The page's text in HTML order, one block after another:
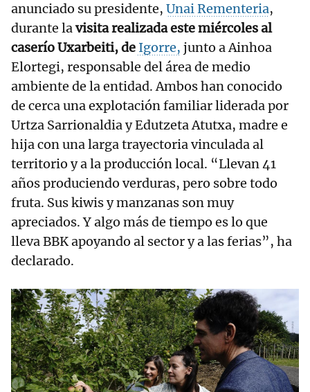
anunciado su presidente, Unai Rementeria,
durante lavisita realizada este miércoles al
caserío Uxarbeiti, de Igorre, junto a Ainhoa
Elortegi, responsable del área de medio
ambiente de la entidad. Ambos han conocido
de cerca una explotación familiar liderada por
Urtza Sarrionaldia y Edutzeta Atutxa, madre e
hija con una larga trayectoria vinculada al
territorio y a la producción local. “Llevan 41
años produciendo verduras, pero sobre todo
fruta. Sus kiwis y manzanas son muy
apreciados. Y algo más de tiempo es lo que
lleva BBK apoyando al sector y a las ferias”, ha
declarado.